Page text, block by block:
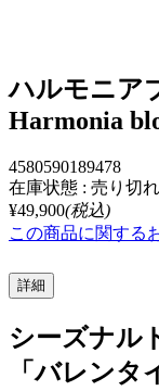
ハルモニ
Harmonia
4580590189478
在庫状態 : 売り切れ
¥49,900(税込)
この商品に関する
詳細
シーズナル
「バレン